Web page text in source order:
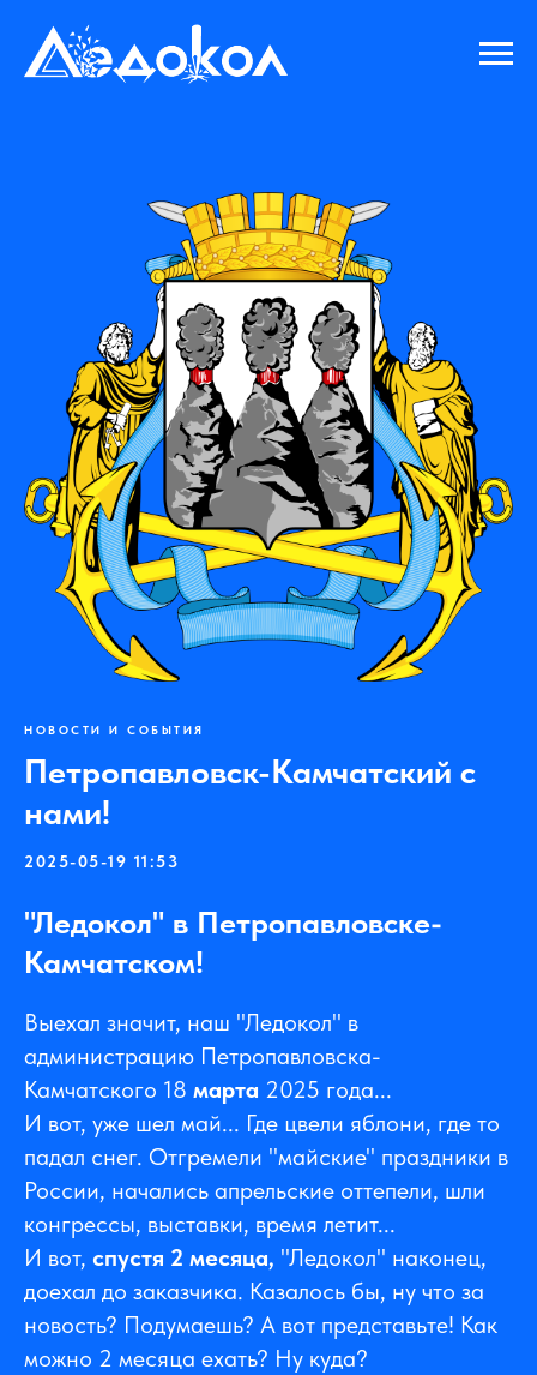
НОВОСТИ И СОБЫТИЯ
Петропавловск-Камчатский с
нами!
2025-05-19 11:53
"Ледокол" в Петропавловске-
Камчатском!
Выехал значит, наш "Ледокол" в
администрацию Петропавловска-
Камчатского 18 марта 2025 года...
И вот, уже шел май... Где цвели яблони, где то
падал снег. Отгремели "майские" праздники в
России, начались апрельские оттепели, шли
конгрессы, выставки, время летит...
И вот, спустя 2 месяца, "Ледокол" наконец,
доехал до заказчика. Казалось бы, ну что за
новость? Подумаешь? А вот представьте! Как
можно 2 месяца ехать? Ну куда?